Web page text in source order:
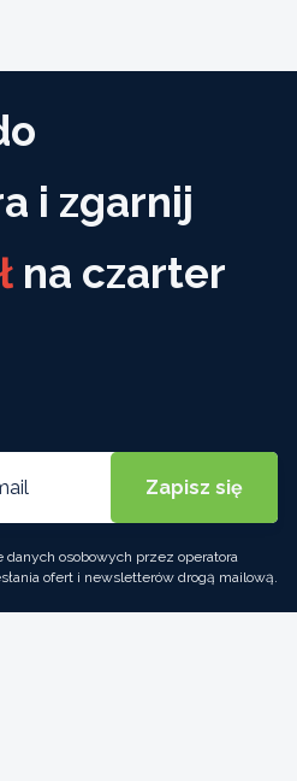
i zgarnij
na czarter
osobowych przez operatora
ofert i newsletterów drogą mailową.